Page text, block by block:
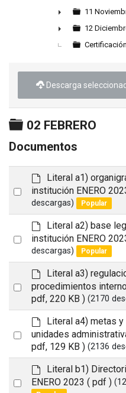
►
►
11
►
12
Descarga
Carpeta
02 FEBRERO
Documentos
Select
d
e
f
a
l
t
Literal a1)
institución ENERO
descargas)
Popular
Select
d
e
f
a
l
t
Literal a2) base
institución ENERO
descargas)
Popular
Select
d
e
f
a
l
t
Literal a3)
procedimientos
pdf, 220 KB ) (2170
Select
d
e
f
a
l
Literal a4) metas
unidades
pdf, 129 KB ) (2136
Select
d
e
Literal b1)
ENERO 2023 ( pdf )